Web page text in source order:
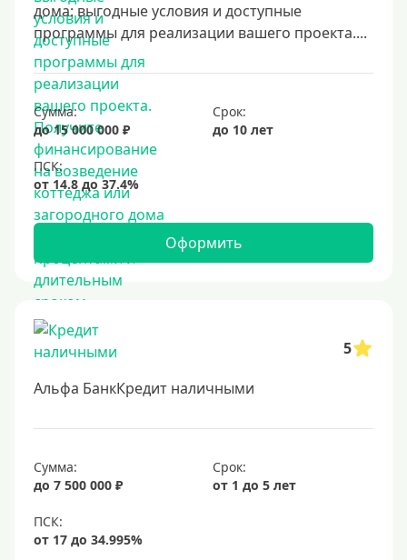
дома: выгодные условия и доступные
программы для реализации вашего проекта....
Сумма:
до 15 000 000 ₽
Срок:
до 10 лет
Оформить
5
Альфа БанкКредит наличными
Сумма:
до 7 500 000 ₽
Срок:
от 1 до 5 лет